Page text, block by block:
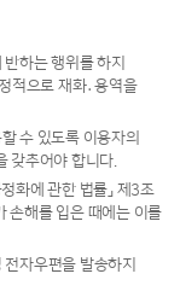
하는 행위를 하지
적으로 재화․용역을
수 있도록 이용자의
갖추어야 합니다.
화에 관한 법률」 제3조
손해를 입은 때에는 이를
자우편을 발송하지